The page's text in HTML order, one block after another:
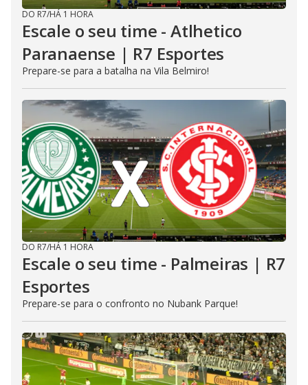
DO R7/HÁ 1 HORA
Escale o seu time - Atlhetico
Paranaense | R7 Esportes
Prepare-se para a batalha na Vila Belmiro!
DO R7/HÁ 1 HORA
Escale o seu time - Palmeiras | R7
Esportes
Prepare-se para o confronto no Nubank Parque!